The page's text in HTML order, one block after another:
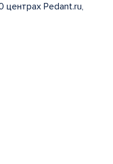
центрах Pedant.ru,